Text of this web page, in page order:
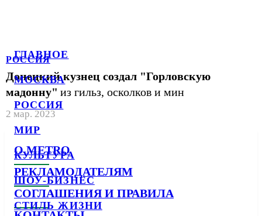
ГЛАВНОЕ
МОСКВА
РОССИЯ
МИР
КУЛЬТУРА
ШОУ-БИЗНЕС
СТИЛЬ ЖИЗНИ
РОССИЯ
Донецкий кузнец создал "Горловскую
мадонну" из гильз, осколков и мин
2 мар. 2023
О METRO
РЕКЛАМОДАТЕЛЯМ
СОГЛАШЕНИЯ И ПРАВИЛА